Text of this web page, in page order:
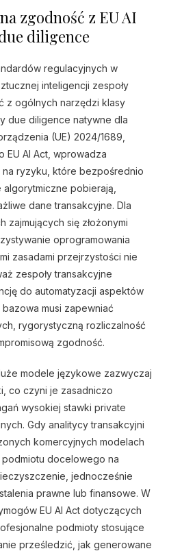
zgodność z EU AI
diligence
regulacyjnych w
inteligencji zespoły
z ogólnych narzędzi klasy
due diligence natywne dla
(UE) 2024/1689,
EU AI Act, wprowadza
ryzyku, które bezpośrednio
algorytmiczne pobierają,
dane transakcyjne. Dla
zajmujących się złożonymi
oprogramowania
zasadami przejrzystości nie
zespoły transakcyjne
do automatyzacji aspektów
musi zapewniać
rygorystyczną rozliczalność
zgodność.
modele językowe zazwyczaj
co czyni je zasadniczo
wysokiej stawki private
Gdy analitycy transakcyjni
komercyjnych modelach
docelowego na
jednocześnie
prawne lub finansowe. W
EU AI Act dotyczących
podmioty stosujące
prześledzić, jak generowane